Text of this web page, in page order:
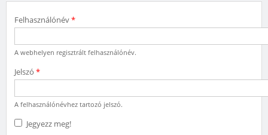
Felhasználónév*
A webhelyen regisztrált felhasználónév.
Jelszó *
A felhasználónévhez tartozó jelszó.
Jegyezz meg!